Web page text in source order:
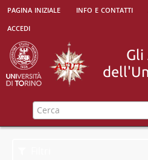
pagina iniziale info e contatti
accedi